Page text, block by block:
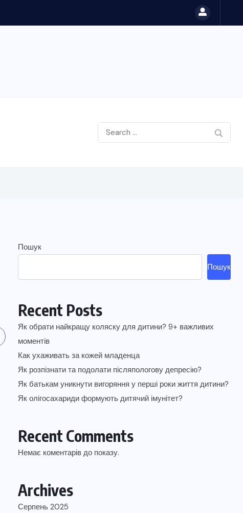
Пошук
Пошук
Recent Posts
Як обрати найкращу коляску для дитини? 9+ важливих
моментів
Как ухаживать за кожей младенца
Як розпізнати та подолати післяпологову депресію?
Як батькам уникнути вигоряння у перші роки життя дитини?
Як олігосахариди формують дитячий імунітет?
Recent Comments
Немає коментарів до показу.
Archives
Серпень 2025